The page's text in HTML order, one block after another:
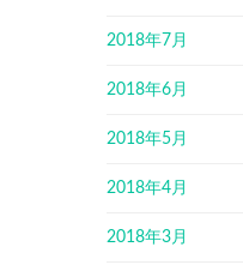
2018年7月
2018年6月
2018年5月
2018年4月
2018年3月